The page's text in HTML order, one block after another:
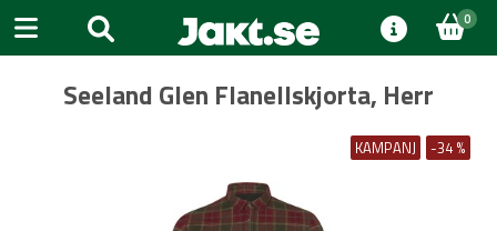
0
Seeland Glen Flanellskjorta, Herr
KAMPANJ -34 %